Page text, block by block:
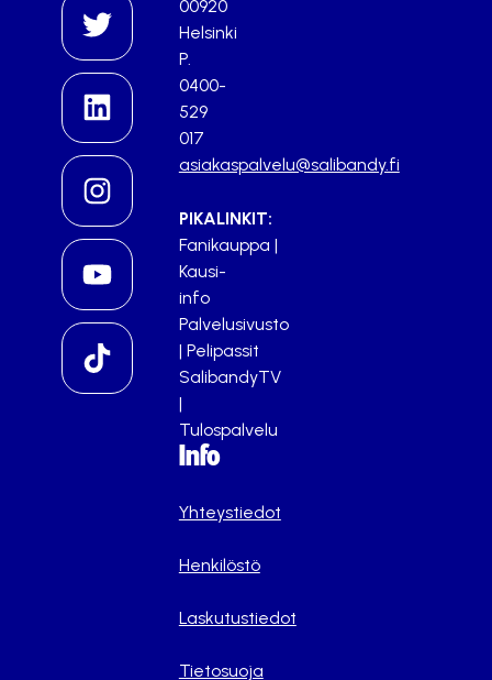
00920
Helsinki
P.
0400-
529
017
asiakaspalvelu@salibandy.fi
PIKALINKIT:
Fanikauppa |
Kausi-
info
Palvelusivusto
| Pelipassit
SalibandyTV
|
Tulospalvelu
Info
Yhteystiedot
Henkilöstö
Laskutustiedot
Tietosuoja